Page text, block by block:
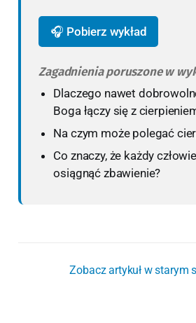
🎧 Pobierz wykład
Zagadnienia poruszone w
Dlaczego nawet
Boga łączy się z
Na czym może polegać
Co znaczy, że każdy
osiągnąć zbawienie?
Zobacz artykuł w starym